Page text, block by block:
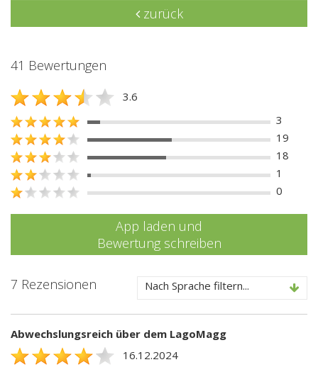
zurück
41 Bewertungen
3.6
3
19
18
1
0
App laden und
Bewertung schreiben
7 Rezensionen Nach Sprache filtern...
Abwechslungsreich über dem LagoMagg
16.12.2024